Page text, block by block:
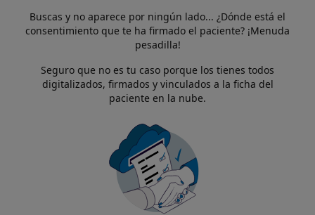
Buscas y no aparece por ningún lado... ¿Dónde está el
consentimiento que te ha firmado el paciente? ¡Menuda
pesadilla!
Seguro que no es tu caso porque los tienes todos
digitalizados, firmados y vinculados a la ficha del
paciente en la nube.